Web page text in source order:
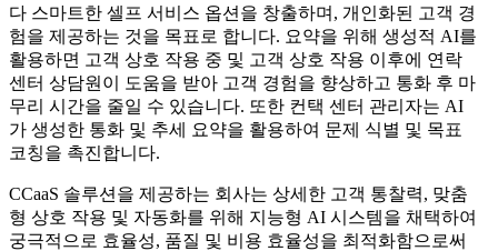
다 스마트한 셀프 서비스 옵션을 창출하며, 개인화된 고객 경
험을 제공하는 것을 목표로 합니다. 요약을 위해 생성적 AI를
활용하면 고객 상호 작용 중 및 고객 상호 작용 이후에 연락
센터 상담원이 도움을 받아 고객 경험을 향상하고 통화 후 마
무리 시간을 줄일 수 있습니다. 또한 컨택 센터 관리자는 AI
가 생성한 통화 및 추세 요약을 활용하여 문제 식별 및 목표
코칭을 촉진합니다.
CCaaS 솔루션을 제공하는 회사는 상세한 고객 통찰력, 맞춤
형 상호 작용 및 자동화를 위해 지능형 AI 시스템을 채택하여
궁극적으로 효율성, 품질 및 비용 효율성을 최적화함으로써